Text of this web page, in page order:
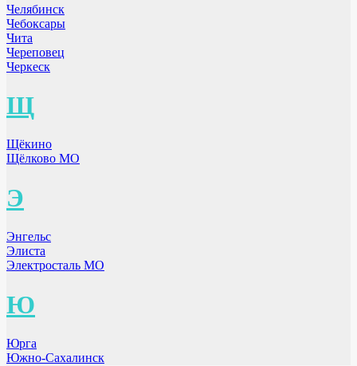
Челябинск
Чебоксары
Чита
Череповец
Черкеск
Щ
Щёкино
Щёлково МО
Э
Энгельс
Элиста
Электросталь МО
Ю
Юрга
Южно-Сахалинск